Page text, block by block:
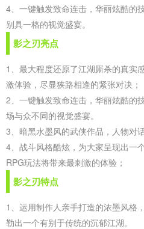
4、一键触发致命连击，华丽炫酷的
别具一格的视觉盛宴。
影之刃亮点
1、最大程度还原了江湖厮杀的真实
激体验，尽显狭路相逢的紧张对决；
2、一键触发致命连击，华丽炫酷的
场与众不同的视觉盛宴。
3、暗黑水墨风的武侠作品，人物对
4、战斗风格酷炫，为大家呈现出一
RPG玩法将带来最刺激的体验；
影之刃特点
1、运用制作人亲手打造的浓墨风格
勒出一个有别于传统的沉郁江湖。